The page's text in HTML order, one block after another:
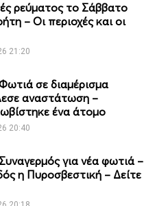
ρεύματος το Σάββατο
– Οι περιοχές και οι
21:20
σε διαμέρισμα
αναστάτωση –
ένα άτομο
20:40
για νέα φωτιά –
η Πυροσβεστική – Δείτε